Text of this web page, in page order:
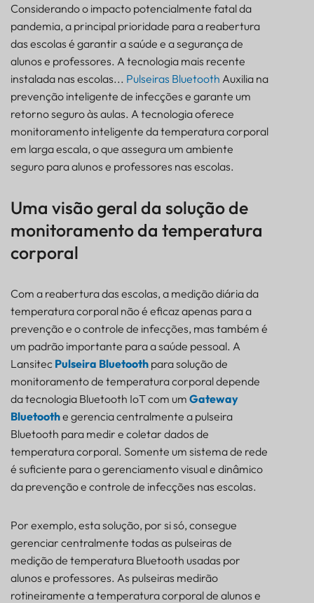
Considerando o impacto potencialmente fatal da
pandemia, a principal prioridade para a reabertura
das escolas é garantir a saúde e a segurança de
alunos e professores. A tecnologia mais recente
instalada nas escolas... Pulseiras Bluetooth Auxilia na
prevenção inteligente de infecções e garante um
retorno seguro às aulas. A tecnologia oferece
monitoramento inteligente da temperatura corporal
em larga escala, o que assegura um ambiente
seguro para alunos e professores nas escolas.
Uma visão geral da solução de
monitoramento da temperatura
corporal
Com a reabertura das escolas, a medição diária da
temperatura corporal não é eficaz apenas para a
prevenção e o controle de infecções, mas também é
um padrão importante para a saúde pessoal. A
Lansitec Pulseira Bluetooth para solução de
monitoramento de temperatura corporal depende
da tecnologia Bluetooth IoT com um Gateway
Bluetoothe gerencia centralmente a pulseira
Bluetooth para medir e coletar dados de
temperatura corporal. Somente um sistema de rede
é suficiente para o gerenciamento visual e dinâmico
da prevenção e controle de infecções nas escolas.
Por exemplo, esta solução, por si só, consegue
gerenciar centralmente todas as pulseiras de
medição de temperatura Bluetooth usadas por
alunos e professores. As pulseiras medirão
rotineiramente a temperatura corporal de alunos e